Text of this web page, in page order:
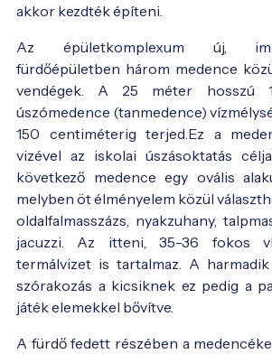
akkor kezdték építeni.
Az épületkomplexum új,
fürdőépületben három medence
vendégek. A 25 méter hosszú
úszómedence (tanmedence)
150 centiméterig terjed.Ez a
vizével az iskolai úszásoktatás
következő medence egy ovális
melyben öt élményelem közül
oldalfalmasszázs, nyakzuhany,
jacuzzi. Az itteni, 35-36 fokos
termálvizet is tartalmaz. A
szórakozás a kicsiknek ez pedig a
játék elemekkel bővítve.
A fürdő fedett részében a